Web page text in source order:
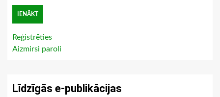
Reģistrēties
Aizmirsi paroli
Līdzīgās e-publikācijas